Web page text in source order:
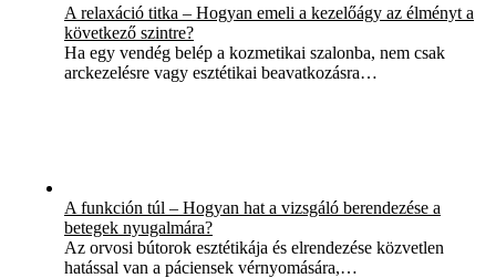
A relaxáció titka – Hogyan emeli a kezelőágy az élményt a
következő szintre?
Ha egy vendég belép a kozmetikai szalonba, nem csak
arckezelésre vagy esztétikai beavatkozásra…
A funkción túl – Hogyan hat a vizsgáló berendezése a
betegek nyugalmára?
Az orvosi bútorok esztétikája és elrendezése közvetlen
hatással van a páciensek vérnyomására,…